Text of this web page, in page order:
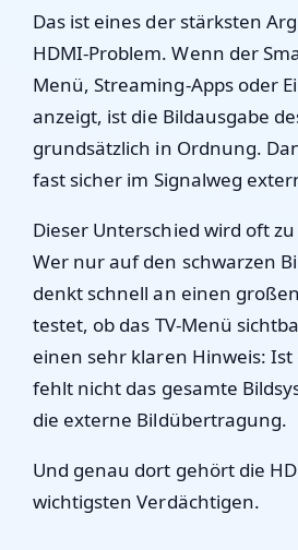
Das ist eines der stärksten
HDMI-Problem. Wenn der
Menü, Streaming-Apps oder
anzeigt, ist die Bildausgabe
grundsätzlich in Ordnung.
fast sicher im Signalweg
Dieser Unterschied wird oft
Wer nur auf den schwarzen
denkt schnell an einen
testet, ob das TV-Menü
einen sehr klaren Hinweis:
fehlt nicht das gesamte
die externe Bildübertragung.
Und genau dort gehört die
wichtigsten Verdächtigen.